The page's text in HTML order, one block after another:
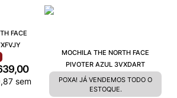
FACE
,00
,87sem
MOCHILA THE NORTH FACE
PIVOTER AZUL 3VXDART
POXA! JÁ VENDEMOS TODO O
ESTOQUE.